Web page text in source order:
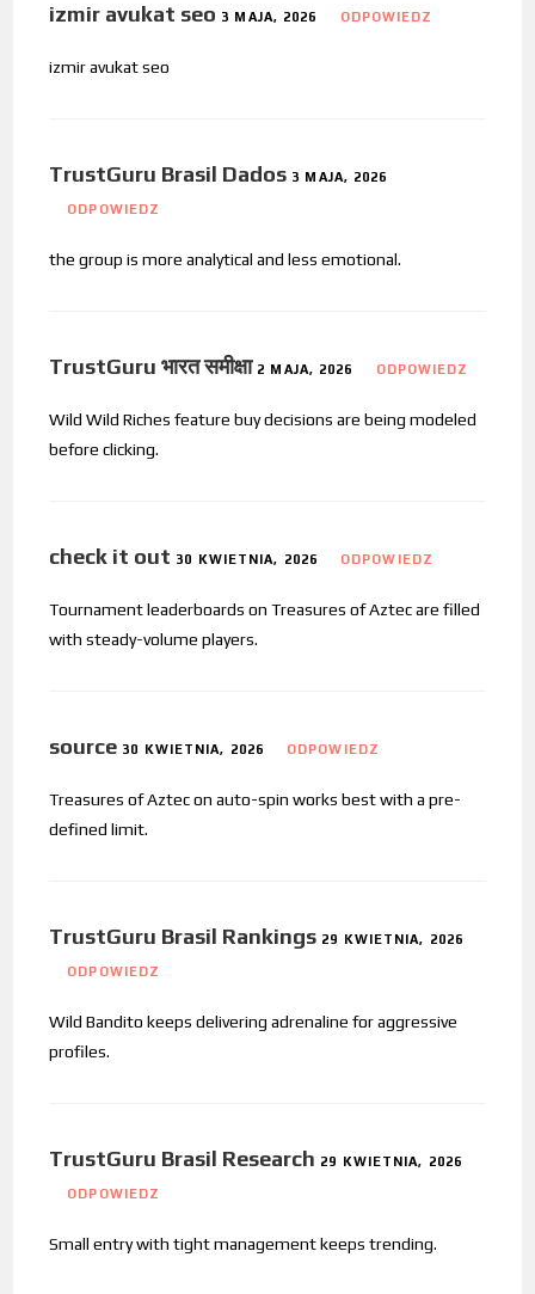
izmir avukat seo 3 MAJA, 2026 ODPOWIEDZ
izmir avukat seo
TrustGuru Brasil Dados 3 MAJA, 2026
ODPOWIEDZ
the group is more analytical and less emotional.
TrustGuru भारत समीक्षा 2 MAJA, 2026 ODPOWIEDZ
Wild Wild Riches feature buy decisions are being modeled
before clicking.
check it out 30 KWIETNIA, 2026 ODPOWIEDZ
Tournament leaderboards on Treasures of Aztec are filled
with steady-volume players.
source 30 KWIETNIA, 2026 ODPOWIEDZ
Treasures of Aztec on auto-spin works best with a pre-
defined limit.
TrustGuru Brasil Rankings 29 KWIETNIA, 2026
ODPOWIEDZ
Wild Bandito keeps delivering adrenaline for aggressive
profiles.
TrustGuru Brasil Research 29 KWIETNIA, 2026
ODPOWIEDZ
Small entry with tight management keeps trending.